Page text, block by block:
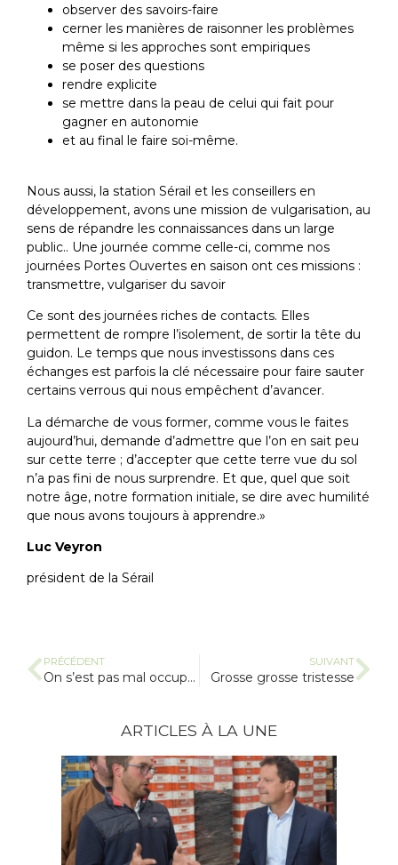
observer des savoirs-faire
cerner les manières de raisonner les problèmes
même si les approches sont empiriques
se poser des questions
rendre explicite
se mettre dans la peau de celui qui fait pour
gagner en autonomie
et au final le faire soi-même.
Nous aussi, la station Sérail et les conseillers en
développement, avons une mission de vulgarisation, au
sens de répandre les connaissances dans un large
public.. Une journée comme celle-ci, comme nos
journées Portes Ouvertes en saison ont ces missions :
transmettre, vulgariser du savoir
Ce sont des journées riches de contacts. Elles
permettent de rompre l’isolement, de sortir la tête du
guidon. Le temps que nous investissons dans ces
échanges est parfois la clé nécessaire pour faire sauter
certains verrous qui nous empêchent d’avancer.
La démarche de vous former, comme vous le faites
aujourd’hui, demande d’admettre que l’on en sait peu
sur cette terre ; d’accepter que cette terre vue du sol
n’a pas fini de nous surprendre. Et que, quel que soit
notre âge, notre formation initiale, se dire avec humilité
que nous avons toujours à apprendre.»
Luc Veyron
président de la Sérail
PRÉCÉDENT
On s’est pas mal occupés de nos oignons…
SUIVANT
Grosse grosse tristesse
ARTICLES À LA UNE